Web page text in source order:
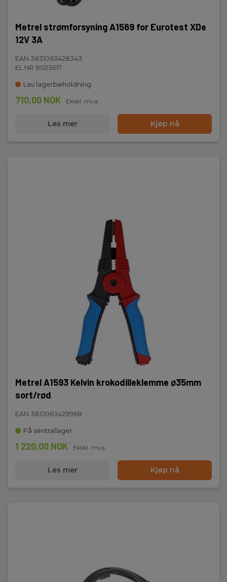
Metrel strømforsyning A1569 for Eurotest XDe
12V 3A
EAN 3831063428343
EL.NR 8023617
Lav lagerbeholdning
710,00 NOK Ekskl. mva
Les mer Kjøp nå
Metrel A1593 Kelvin krokodilleklemme ø35mm
sort/rød
EAN 3831063429968
På sentrallager
1 220,00 NOK Ekskl. mva
Les mer Kjøp nå